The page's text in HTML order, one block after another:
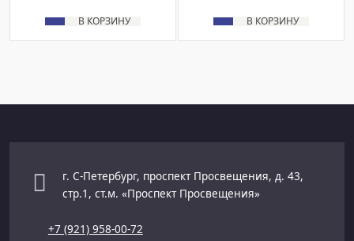
В КОРЗИНУ В КОРЗИНУ
г. С-Петербург, проспект Просвещения, д. 43,
стр.1, ст.м. «Проспект Просвещения»
+7 (921) 958-00-72